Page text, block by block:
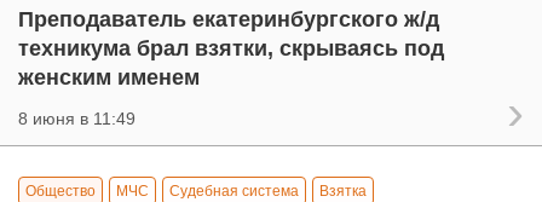
Преподаватель екатеринбургского ж/д
техникума брал взятки, скрываясь под
женским именем
8 июня в 11:49
Общество МЧС Судебная система Взятка